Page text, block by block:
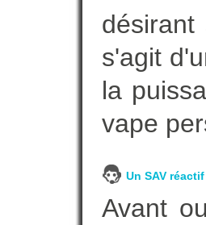
s'agit
la
vape
Un SAV réactif
Avant